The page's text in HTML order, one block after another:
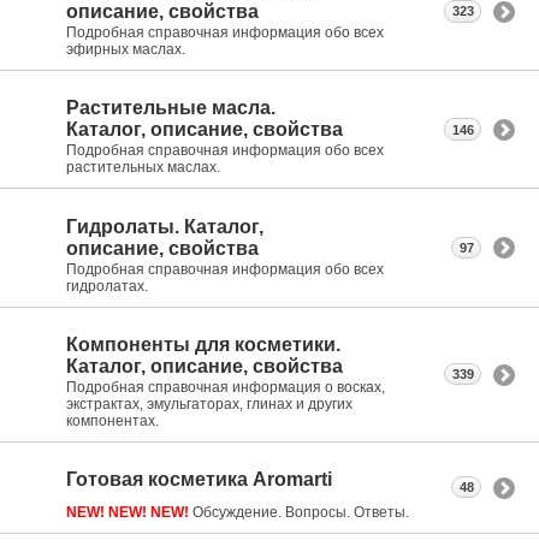
описание, свойства
Подробная справочная информация обо всех
эфирных маслах.
323
Растительные масла.
Каталог, описание, свойства
Подробная справочная информация обо всех
растительных маслах.
146
Гидролаты. Каталог,
описание, свойства
Подробная справочная информация обо всех
гидролатах.
97
Компоненты для косметики.
Каталог, описание, свойства
Подробная справочная информация о восках,
экстрактах, эмульгаторах, глинах и других
компонентах.
339
Готовая косметика Aromarti
NEW! NEW! NEW! Обсуждение. Вопросы. Ответы.
48